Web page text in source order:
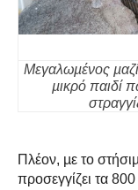
Μεγαλωµένος
µικρό παιδί
Πλέον, µε το
προσεγγίζει τα